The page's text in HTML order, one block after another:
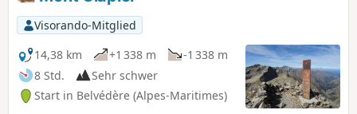
Tals.
Visorando-Mitglied
14,38 km
+1 338 m
-1 338 m
8 Std.
Sehr schwer
Start in Belvédère (Alpes-Maritimes)